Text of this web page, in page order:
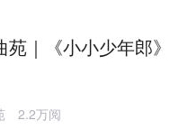
苑｜《小小少年郎》
2.2万阅